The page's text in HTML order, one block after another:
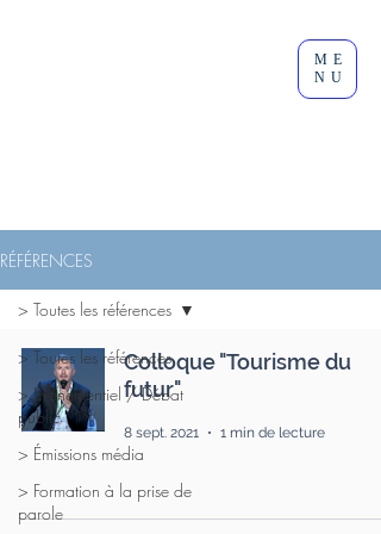
ME
NU
RÉFÉRENCES
> Toutes les références
> Événementiel / Débat
public
> Émissions média
> Formation à la prise de
parole
> Toutes les références
Colloque "Tourisme du
futur"
8 sept. 2021 1 min de lecture